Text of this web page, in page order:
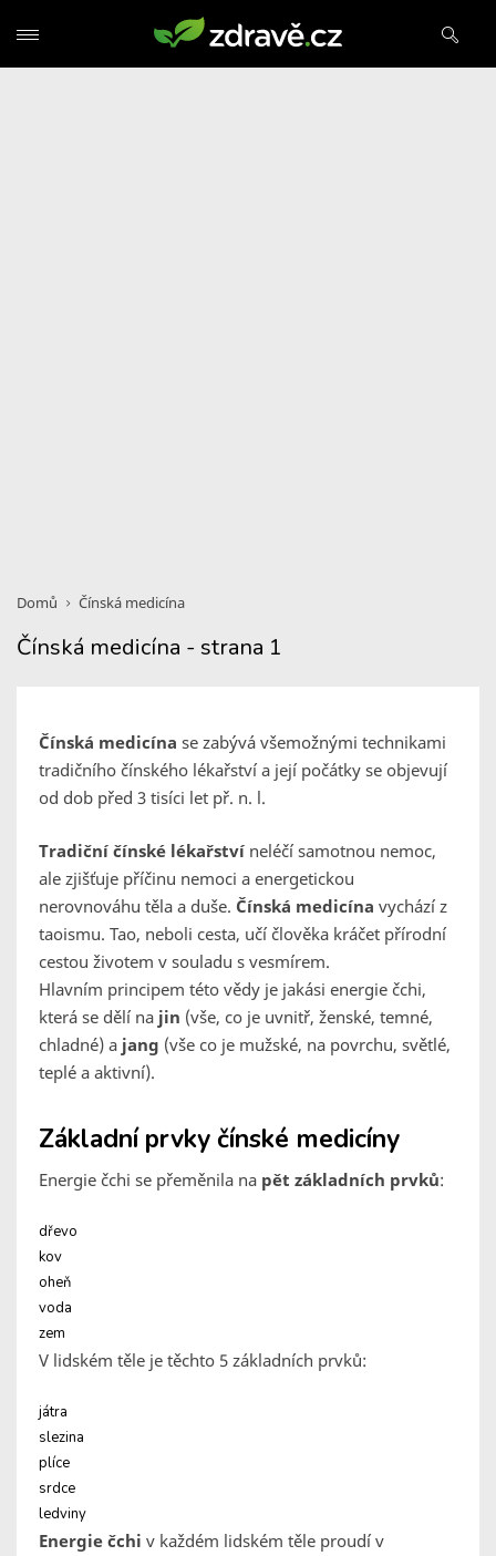
Domů Čínská medicína
Čínská medicína - strana 1
Čínská medicína se zabývá všemožnými technikami
tradičního čínského lékařství a její počátky se objevují
od dob před 3 tisíci let př. n. l.
Tradiční čínské lékařství neléčí samotnou nemoc,
ale zjišťuje příčinu nemoci a energetickou
nerovnováhu těla a duše. Čínská medicína vychází z
taoismu. Tao, neboli cesta, učí člověka kráčet přírodní
cestou životem v souladu s vesmírem.
Hlavním principem této vědy je jakási energie čchi,
která se dělí na jin (vše, co je uvnitř, ženské, temné,
chladné) a jang (vše co je mužské, na povrchu, světlé,
teplé a aktivní).
Základní prvky čínské medicíny
Energie čchi se přeměnila na pět základních prvků:
dřevo
kov
oheň
voda
zem
V lidském těle je těchto 5 základních prvků:
játra
slezina
plíce
srdce
ledviny
Energie čchi v každém lidském těle proudí v